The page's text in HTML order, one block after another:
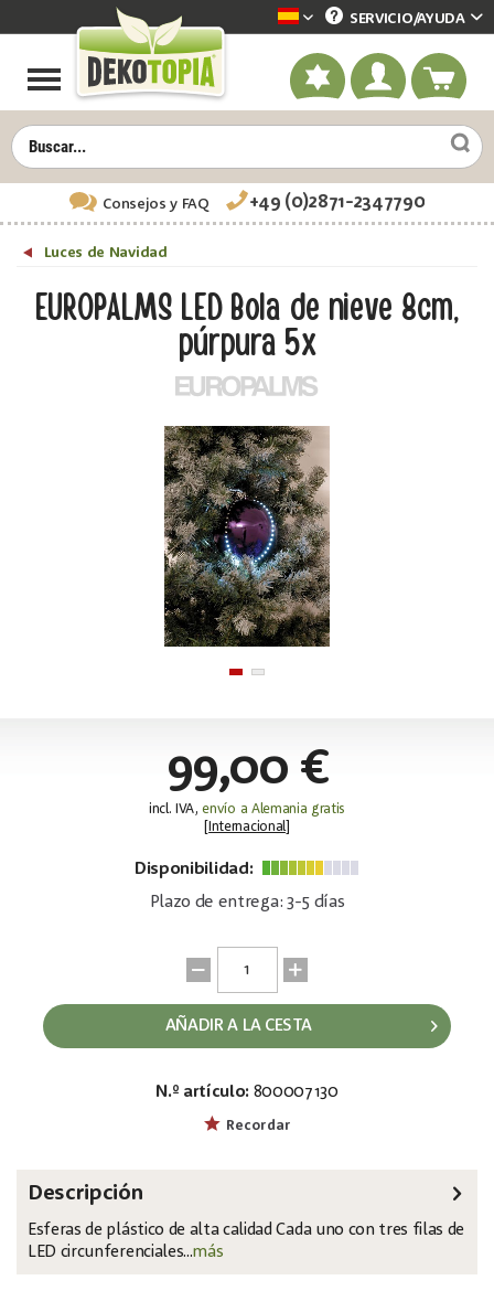
Dekotopia spanisch
SERVICIO/AYUDA
Consejos y FAQ +49 (0)2871-2347790
Luces de Navidad
EUROPALMS LED Bola de nieve 8cm,
púrpura 5x
99,00 €
incl. IVA,envío a Alemania gratis
Internacional]
Disponibilidad:
Plazo de entrega: 3-5 días
AÑADIR A LA CESTA
N.º artículo: 800007130
Recordar
Descripción
Esferas de plástico de alta calidad Cada uno con tres filas de
LED circunferenciales...más